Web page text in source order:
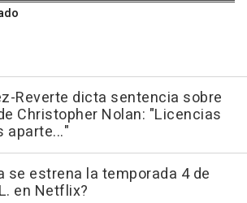
Reverte dicta sentencia sobre
Christopher Nolan: "Licencias
aparte..."
se estrena la temporada 4 de
en Netflix?